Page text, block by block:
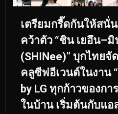
เตรียมกรี๊ดกันให้สนั่
คว้าตัว “ชิน เยอึน–มิ
(SHINee)” บุกไทยจั
คลูซีฟอีเวนต์ในงาน “
by LG ทุกก้าวของกา
ในบ้าน เริ่มต้นกับแอ